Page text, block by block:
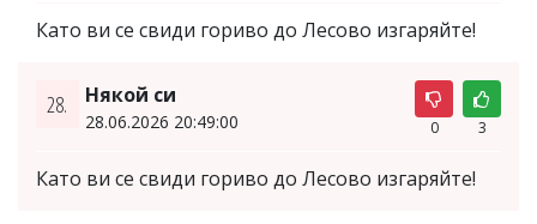
Като ви се свиди гориво до Лесово изгаряйте!
28. Някой си
28.06.2026 20:49:00 0 3
Като ви се свиди гориво до Лесово изгаряйте!